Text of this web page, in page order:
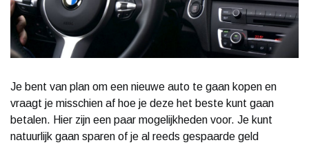
Je bent van plan om een nieuwe auto te gaan kopen en
vraagt je misschien af hoe je deze het beste kunt gaan
betalen. Hier zijn een paar mogelijkheden voor. Je kunt
natuurlijk gaan sparen of je al reeds gespaarde geld